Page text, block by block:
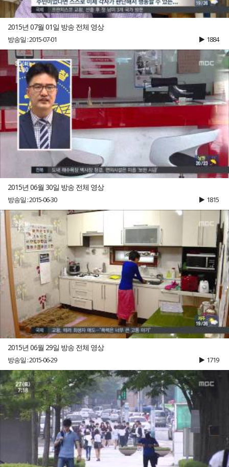
2015년 07월 01일 방송 전체 영상
방송일 : 2015-07-01 1884
2015년 06월 30일 방송 전체 영상
방송일 : 2015-06-30 1815
2015년 06월 29일 방송 전체 영상
방송일 : 2015-06-29 1719